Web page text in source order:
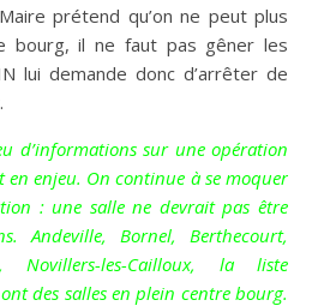
prétend qu’on ne peut plus
bourg, il ne faut pas gêner les
lui demande donc d’arrêter de
d’informations sur une opération
enjeu. On continue à se moquer
: une salle ne devrait pas être
Andeville, Bornel, Berthecourt,
Novillers-les-Cailloux, la liste
des salles en plein centre bourg.